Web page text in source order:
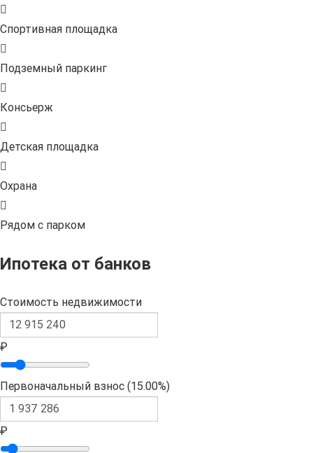
Спортивная площадка
Подземный паркинг
Консьерж
Детская площадка
Охрана
Рядом с парком
Ипотека от банков
Стоимость недвижимости
₽
Первоначальный взнос (15.00%)
₽